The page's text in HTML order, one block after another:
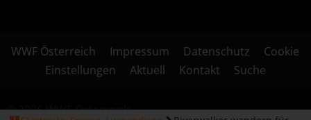
WWF Österreich Impressum Datenschutz
Cookie
Einstellungen
Aktuell Kontakt Suche
© 2026 WWF Österreich